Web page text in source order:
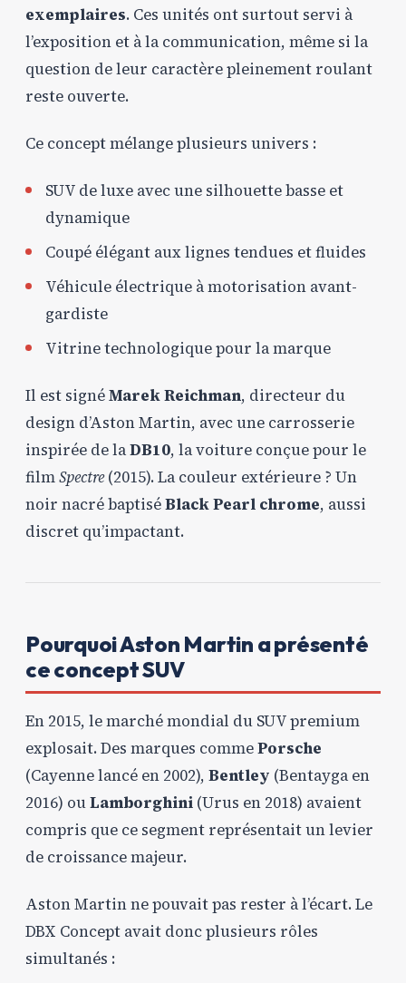
exemplaires. Ces unités ont surtout servi à
l’exposition et à la communication, même si la
question de leur caractère pleinement roulant
reste ouverte.
Ce concept mélange plusieurs univers :
SUV de luxe avec une silhouette basse et
dynamique
Coupé élégant aux lignes tendues et fluides
Véhicule électrique à motorisation avant-
gardiste
Vitrine technologique pour la marque
Il est signéMarek Reichman, directeur du
design d’Aston Martin, avec une carrosserie
inspirée de laDB10, la voiture conçue pour le
filmSpectre(2015). La couleur extérieure ? Un
noir nacré baptiséBlack Pearl chrome, aussi
discret qu’impactant.
Pourquoi Aston Martin a présenté
ce concept SUV
En 2015, le marché mondial du SUV premium
explosait. Des marques commePorsche
(Cayenne lancé en 2002), Bentley (Bentayga en
2016) ouLamborghini (Urus en 2018) avaient
compris que ce segment représentait un levier
de croissance majeur.
Aston Martin ne pouvait pas rester à l’écart. Le
DBX Concept avait donc plusieurs rôles
simultanés :